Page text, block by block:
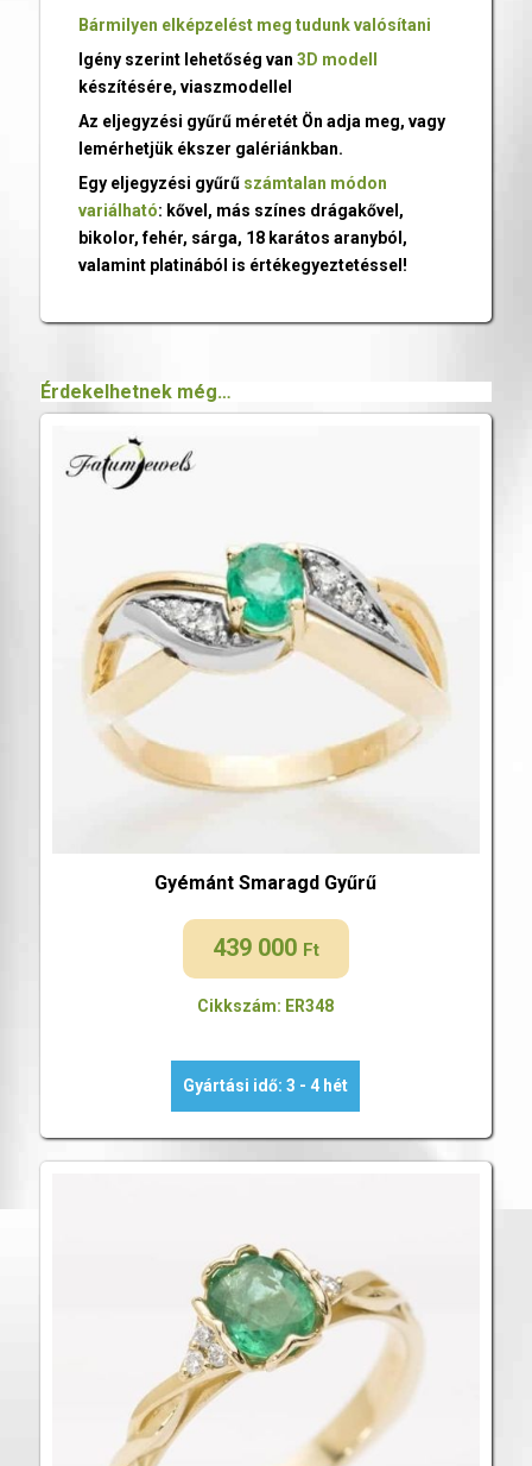
Bármilyen elképzelést meg tudunk valósítani
Igény szerint lehetőség van 3D modell
készítésére, viaszmodellel
Az eljegyzési gyűrű méretét Ön adja meg, vagy
lemérhetjük ékszer galériánkban.
Egy eljegyzési gyűrű számtalan módon
variálható: kővel, más színes drágakővel,
bikolor, fehér, sárga, 18 karátos aranyból,
valamint platinából is értékegyeztetéssel!
Érdekelhetnek még…
Gyémánt Smaragd Gyűrű
439 000 Ft
Cikkszám: ER348
Gyártási idő: 3 - 4 hét